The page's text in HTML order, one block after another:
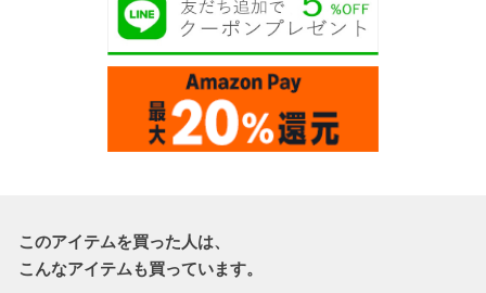
このアイテムを買った人は、
こんなアイテムも買っています。